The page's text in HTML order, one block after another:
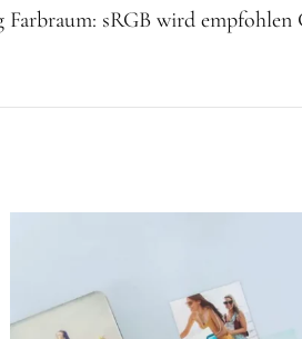
sRGB wird empfohlen